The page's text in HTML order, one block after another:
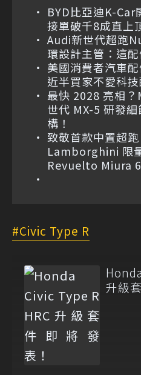
BYD比亞迪K-Car
接單破千8成直上
Audi新世代超跑
環設計主管：這配
美國消費者汽車
近半買家不愛科
最快 2028 亮相
世代 MX-5 研發
構！
致敬首款中置超
Lamborghini 限
Revuelto Miura
Civic Type R
升級